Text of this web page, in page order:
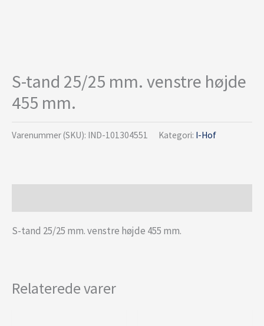
S-tand 25/25 mm. venstre højde
455 mm.
Varenummer (SKU): IND-101304551 Kategori: I-Hof
S-tand 25/25 mm. venstre højde 455 mm.
Relaterede varer